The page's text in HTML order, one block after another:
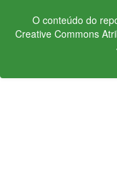
O conteúdo do
Creative Commons